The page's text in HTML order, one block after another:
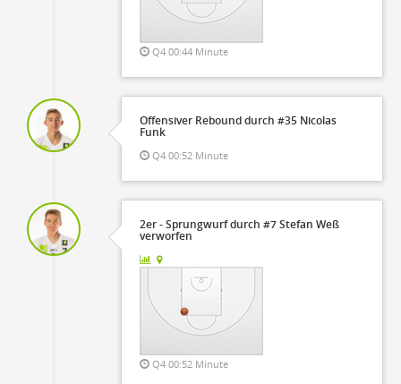
Q4 00:44 Minute
Offensiver Rebound durch #35 Nicolas
Funk
Q4 00:52 Minute
2er - Sprungwurf durch #7 Stefan Weß
verworfen
Q4 00:52 Minute